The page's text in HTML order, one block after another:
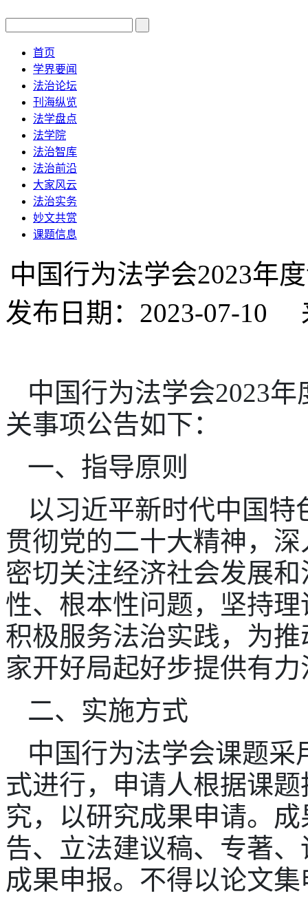
首页
学界要闻
法治论坛
刊海纵览
法学盘点
法学院
法治智库
法治前沿
大家风云
法治实务
妙文共赏
课题信息
中国行为法学会2023年
发布日期：2023-07-10
中国行为法学会2023
关事项公告如下：
一、指导原则
以习近平新时代中国
贯彻党的二十大精神，
密切关注经济社会发展
性、根本性问题，坚持
积极服务法治实践，为
家开好局起好步提供有
二、实施方式
中国行为法学会课题
式进行，申请人根据课
究，以研究成果申请。
告、立法建议稿、专著
成果申报。不得以论文